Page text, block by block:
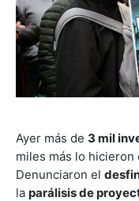
Ayer más de 3 mil
miles más lo
Denunciaron el
la parálisis de